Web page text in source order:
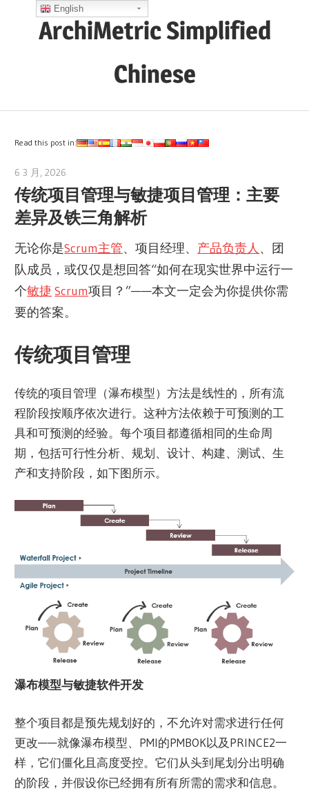
ArchiMetric Simplified
Chinese
Ops,
Agile
and
More
Read this post in:
6 3 月, 2026
传统项目管理与敏捷项目管理：主要
差异及铁三角解析
无论你是Scrum主管、项目经理、 产品负责人 、团
队成员，或仅仅是想回答“如何在现实世界中运行一
个敏捷 Scrum项目？”——本文一定会为你提供你需
要的答案。
传统项目管理
传统的项目管理（瀑布模型）方法是线性的，所有流
程阶段按顺序依次进行。这种方法依赖于可预测的工
具和可预测的经验。每个项目都遵循相同的生命周
期，包括可行性分析、规划、设计、构建、测试、生
产和支持阶段，如下图所示。
瀑布模型与敏捷软件开发
整个项目都是预先规划好的，不允许对需求进行任何
更改——就像瀑布模型、PMI的PMBOK以及PRINCE2一
样，它们僵化且高度受控。它们从头到尾划分出明确
的阶段，并假设你已经拥有所有所需的需求和信息。
English